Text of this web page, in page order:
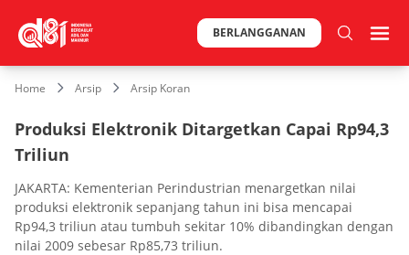
BERLANGGANAN
Home Arsip Arsip Koran
Produksi Elektronik Ditargetkan Capai Rp94,3
Triliun
JAKARTA: Kementerian Perindustrian menargetkan nilai
produksi elektronik sepanjang tahun ini bisa mencapai
Rp94,3 triliun atau tumbuh sekitar 10% dibandingkan dengan
nilai 2009 sebesar Rp85,73 triliun.